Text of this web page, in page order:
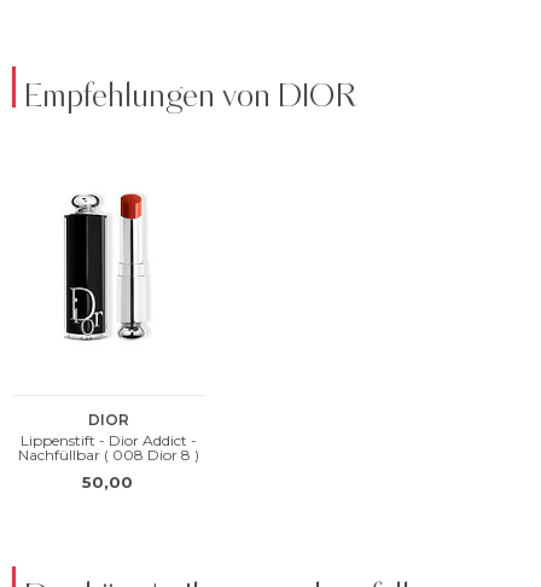
Empfehlungen von DIOR